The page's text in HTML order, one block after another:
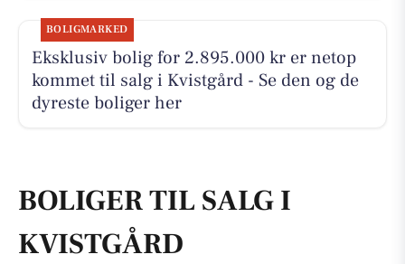
BOLIGMARKED
Eksklusiv bolig for 2.895.000 kr er netop
kommet til salg i Kvistgård - Se den og de
dyreste boliger her
BOLIGER TIL SALG I
KVISTGÅRD